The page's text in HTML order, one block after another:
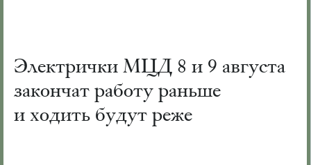
Электрички МЦД 8 и 9 августа
закончат работу раньше
и ходить будут реже